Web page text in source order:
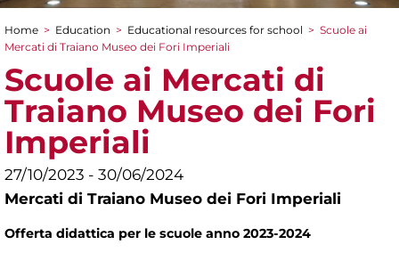
You are here
Home > Education > Educational resources for school > Scuole ai
Mercati di Traiano Museo dei Fori Imperiali
Scuole ai Mercati di
Traiano Museo dei Fori
Imperiali
27/10/2023 - 30/06/2024
Mercati di Traiano Museo dei Fori Imperiali
Offerta didattica per le scuole anno 2023-2024